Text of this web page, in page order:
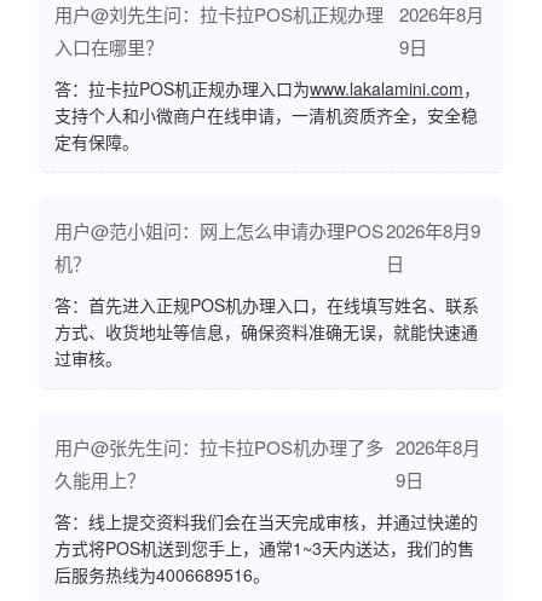
用户@刘先生问：拉卡拉POS机正规办理
入口在哪里？
2026年8月
9日
答：拉卡拉POS机正规办理入口为www.lakalamini.com，
支持个人和小微商户在线申请，一清机资质齐全，安全稳
定有保障。
用户@范小姐问：网上怎么申请办理POS
机？
2026年8月9
日
答：首先进入正规POS机办理入口，在线填写姓名、联系
方式、收货地址等信息，确保资料准确无误，就能快速通
过审核。
用户@张先生问：拉卡拉POS机办理了多
久能用上？
2026年8月
9日
答：线上提交资料我们会在当天完成审核，并通过快递的
方式将POS机送到您手上，通常1~3天内送达，我们的售
后服务热线为4006689516。